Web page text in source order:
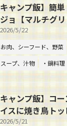
キャンプ飯】簡
ョ【マルチグリ
2026/5/22
お肉、シーフード、野菜
スープ、汁物
・鍋料理
キャンプ飯】コ
スに焼き鳥ト
2026/5/21